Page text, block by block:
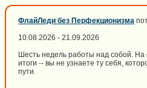
ФлайЛеди без Перфекционизма
10.08.2026 - 21.09.2026
Шесть недель работы над собой.
итоги -- вы не узнаете ту себя,
пути.